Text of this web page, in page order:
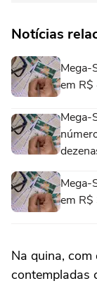
Notícias
Mega-
em R$
Mega-
Mega-
em R$
Na quina,
contempladas